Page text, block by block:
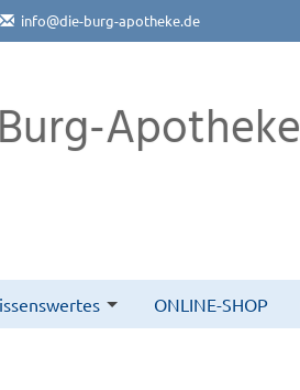
info@die-burg-apotheke.de
Burg-Apotheke
ONLINE-SHOP